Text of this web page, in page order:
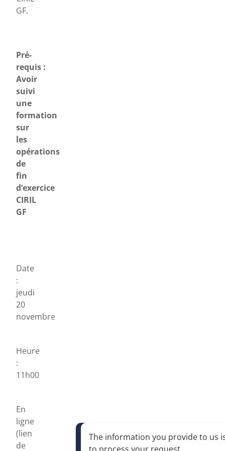
GF.
Pré-
requis :
Avoir
suivi
une
formation
sur
les
opérations
de
fin
d’exercice
CIRIL
GF
Date
:
jeudi
20
novembre
Heure
:
11h00
En
ligne
(lien
de
The information you provide to us